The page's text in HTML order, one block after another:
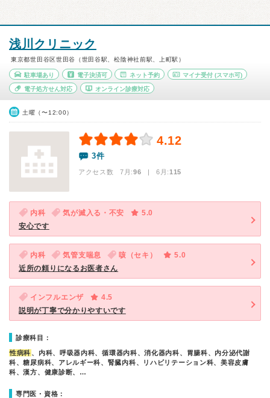
浅川クリニック
東京都世田谷区世田谷（世田谷駅、松陰神社前駅、上町駅）
駐車場あり 電子決済可 ネット予約 マイナ受付 (スマホ可)
電子処方せん対応 オンライン診療対応
土曜（〜12:00）
4.12
3件
アクセス数 7月:96 | 6月:115
内科 気が滅入る・不安
5.0
安心です
内科 気管支喘息 咳（セキ）
5.0
近所の頼りになるお医者さん
インフルエンザ
4.5
説明が丁寧で分かりやすいです
診療科目：
性病科 、内科、呼吸器内科、循環器内科、消化器内科、胃腸科、内分泌代謝
科、糖尿病科、アレルギー科、腎臓内科、リハビリテーション科、美容皮膚
科、漢方、健康診断、…
専門医・資格：